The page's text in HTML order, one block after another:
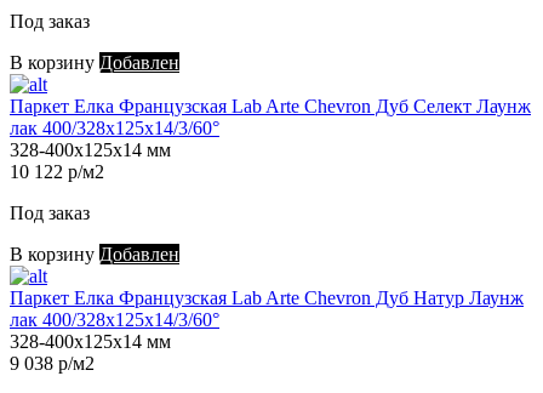
Под заказ
В корзину Добавлен
Паркет Елка Французская Lab Arte Chevron Дуб Селект Лаунж
лак 400/328х125х14/3/60°
328-400х125х14 мм
10 122 р/м2
Под заказ
В корзину Добавлен
Паркет Елка Французская Lab Arte Chevron Дуб Натур Лаунж
лак 400/328х125х14/3/60°
328-400х125х14 мм
9 038 р/м2